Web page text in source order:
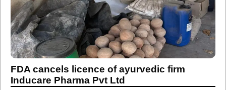
FDA cancels licence of ayurvedic firm
Inducare Pharma Pvt Ltd